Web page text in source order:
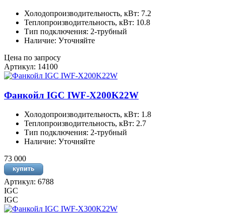
Холодопроизводительность, кВт: 7.2
Теплопроизводительность, кВт: 10.8
Тип подключения: 2-трубный
Наличие: Уточняйте
Цена по запросу
Артикул: 14100
Фанкойл IGC IWF-X200K22W
Холодопроизводительность, кВт: 1.8
Теплопроизводительность, кВт: 2.7
Тип подключения: 2-трубный
Наличие: Уточняйте
73 000
Артикул: 6788
IGC
IGC